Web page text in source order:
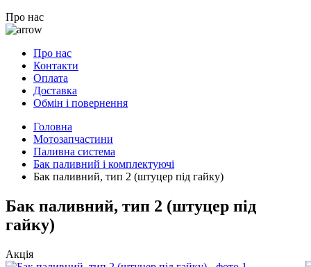
Про нас
Про нас
Контакти
Оплата
Доставка
Обмін і повернення
Головна
Мотозапчастини
Паливна система
Бак паливний і комплектуючі
Бак паливний, тип 2 (штуцер під гайку)
Бак паливний, тип 2 (штуцер під
гайку)
Акція